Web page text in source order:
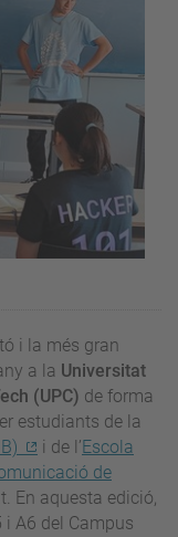
i la més gran
a la Universitat
(UPC) de forma
estudiants de la
i de l’Escola
de
En aquesta edició,
A6 del Campus